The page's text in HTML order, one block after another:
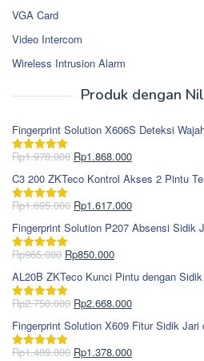
VGA Card
Video Intercom
Wireless Intrusion Alarm
Produk dengan
Fingerprint Solution X606S Deteksi
Dinilai5.00
Rp1.978.000 Harga
aslinya
adalah:
Rp1.978.000.
Rp1.868.000Harga
saat
ini
adalah:
C3 200 ZKTeco Kontrol Akses 2 Pintu
Dinilai5.00
Rp1.695.000 Harga
aslinya
adalah:
Rp1.695.000.
Rp1.617.000Harga
saat
ini
Fingerprint Solution P207 Absensi Sidik
Dinilai5.00
Rp965.000 Harga
aslinya
adalah:
Rp965.000.
Rp850.000Harga
saat
ini
adalah:
AL20B ZKTeco Kunci Pintu dengan
Dinilai5.00
Rp2.750.000 Harga
aslinya
adalah:
Rp2.750.000.
Rp2.668.000Harga
saat
ini
adalah:
Fingerprint Solution X609 Fitur Sidik Jari
Dinilai5.00
Rp1.489.000 Harga
Rp1.378.000Harga